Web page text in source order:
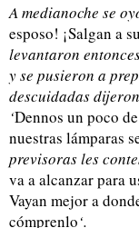
A medianoche se
esposo! ¡Salgan a
levantaron
y se pusieron a
descuidadas
‘Dennos un poco
nuestras lámparas
previsoras les
va a alcanzar para
Vayan mejor a
cómprenlo‘.